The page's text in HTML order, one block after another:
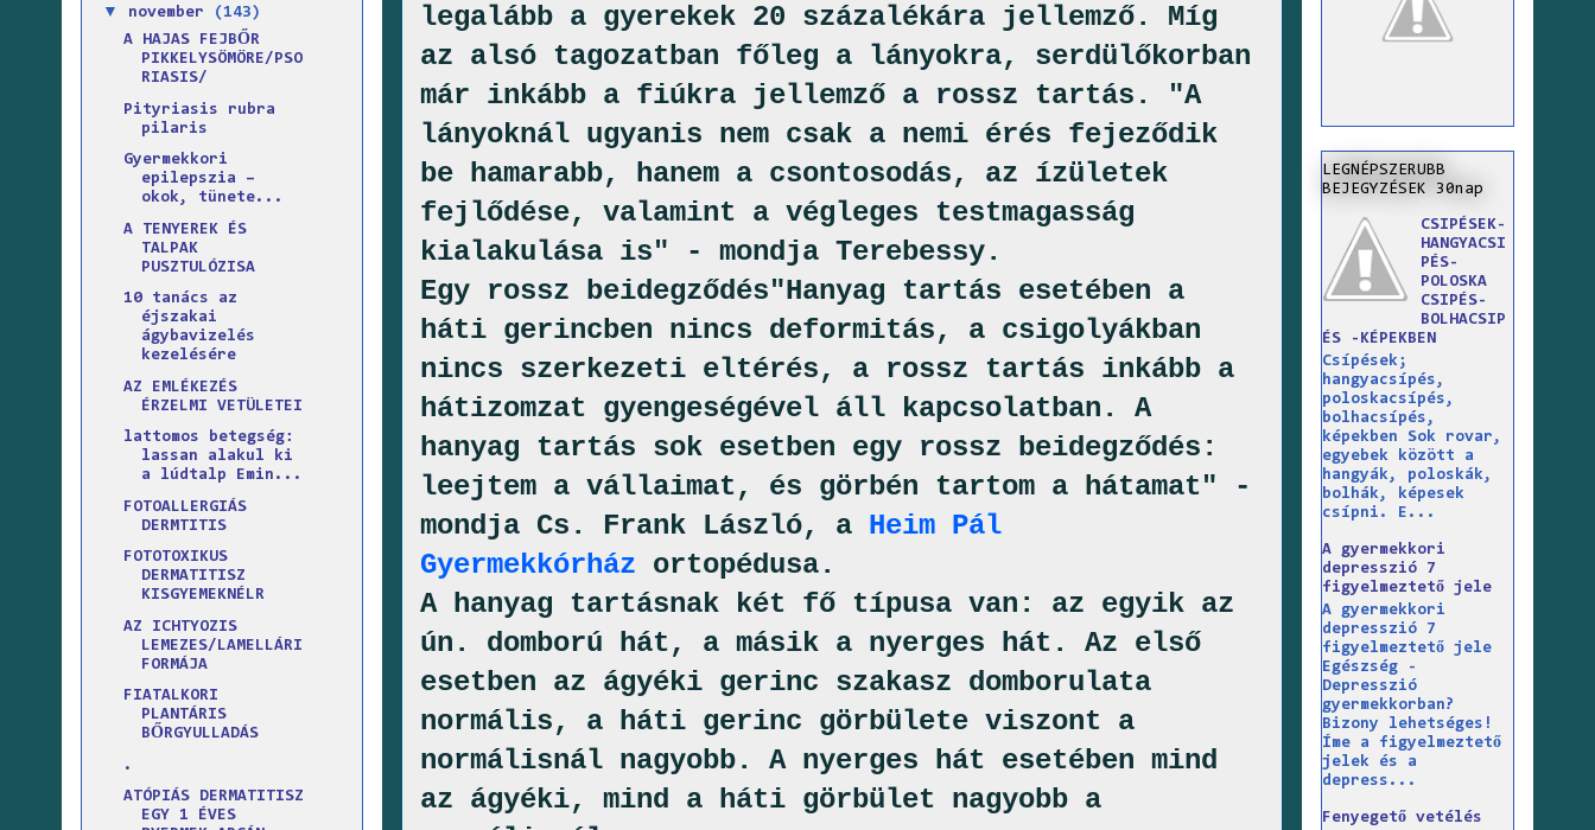
legalább a gyerekek 20 százalékára jellemző. Míg
az alsó tagozatban főleg a lányokra, serdülőkorban
már inkább a fiúkra jellemző a rossz tartás. "A
lányoknál ugyanis nem csak a nemi érés fejeződik
be hamarabb, hanem a csontosodás, az ízületek
fejlődése, valamint a végleges testmagasság
kialakulása is" - mondja Terebessy.
Egy rossz beidegződés"Hanyag tartás esetében a
háti gerincben nincs deformitás, a csigolyákban
nincs szerkezeti eltérés, a rossz tartás inkább a
hátizomzat gyengeségével áll kapcsolatban. A
hanyag tartás sok esetben egy rossz beidegződés:
leejtem a vállaimat, és görbén tartom a hátamat" -
mondja Cs. Frank László, a Heim Pál
Gyermekkórház ortopédusa.
A hanyag tartásnak két fő típusa van: az egyik az
ún. domború hát, a másik a nyerges hát. Az első
esetben az ágyéki gerinc szakasz domborulata
normális, a háti gerinc görbülete viszont a
normálisnál nagyobb. A nyerges hát esetében mind
az ágyéki, mind a háti görbület nagyobb a
▼ november
(143)
A HAJAS FEJBŐR
PIKKELYSÖMÖRE/PSO
RIASIS/
Pityriasis rubra
pilaris
Gyermekkori
epilepszia –
okok, tünete...
A TENYEREK ÉS
TALPAK
PUSZTULÓZISA
10 tanács az
éjszakai
ágybavizelés
kezelésére
AZ EMLÉKEZÉS
ÉRZELMI VETÜLETEI
lattomos betegség:
lassan alakul ki
a lúdtalp Emin...
FOTOALLERGIÁS
DERMTITIS
FOTOTOXIKUS
DERMATITISZ
KISGYEMEKNÉLR
AZ ICHTYOZIS
LEMEZES/LAMELLÁRI
FORMÁJA
FIATALKORI
PLANTÁRIS
BŐRGYULLADÁS
.
ATÓPIÁS DERMATITISZ
EGY 1 ÉVES
LEGNÉPSZERUBB
BEJEGYZÉSEK 30nap
CSIPÉSEK-
HANGYACSI
PÉS-
POLOSKA
CSIPÉS-
BOLHACSIP
ÉS -KÉPEKBEN
Csípések;
hangyacsípés,
poloskacsípés,
bolhacsípés,
képekben Sok rovar,
egyebek között a
hangyák, poloskák,
bolhák, képesek
csípni. E...
A gyermekkori
depresszió 7
figyelmeztető jele
A gyermekkori
depresszió 7
figyelmeztető jele
Egészség -
Depresszió
gyermekkorban?
Bizony lehetséges!
Íme a figyelmeztető
jelek és a
depress...
Fenyegető vetélés